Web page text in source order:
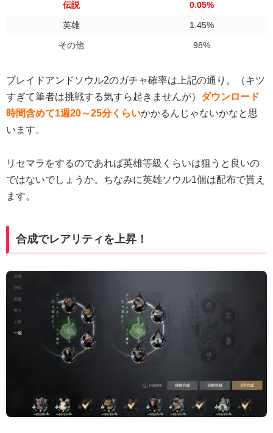
伝説 0.05%
英雄 1.45%
その他 98%
ブレイドアンドソウル2のガチャ確率は上記の通り。（キツ
すぎて筆者は挑戦する気すら起きませんが） ダウンロード
時間含めて1週20～25分くらいかかるんじゃないかなと思
います。
リセマラをするのであれば英雄等級くらいは狙うと良いの
ではないでしょうか。ちなみに英雄ソウル1個は配布で貰え
ます。
合成でレアリティを上昇！